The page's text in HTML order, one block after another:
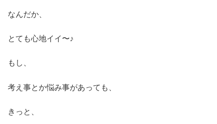
なんだか、
とても心地イイ〜♪
もし、
考え事とか悩み事があっても、
きっと、